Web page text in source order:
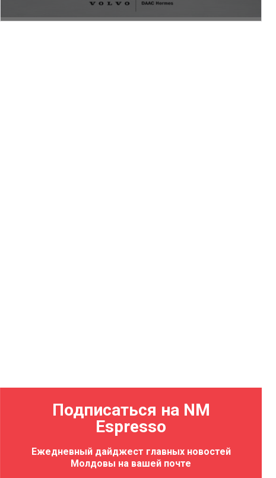
Подписаться на NM
Espresso
Ежедневный дайджест главных новостей
Молдовы на вашей почте